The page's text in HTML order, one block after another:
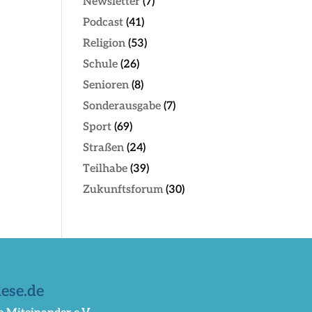
Podcast (41)
Religion (53)
Schule (26)
Senioren (8)
Sonderausgabe (7)
Sport (69)
Straßen (24)
Teilhabe (39)
Zukunftsforum (30)